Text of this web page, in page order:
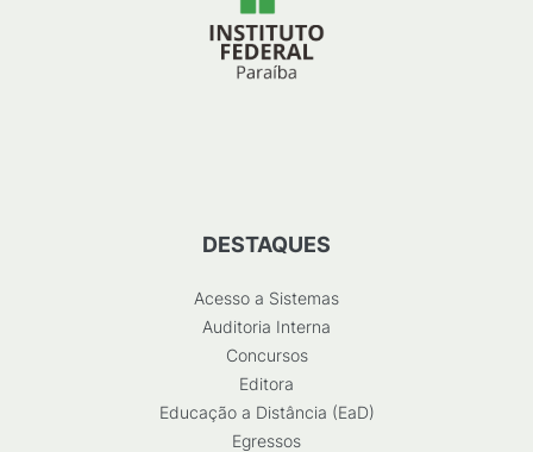
DESTAQUES
Acesso a Sistemas
Auditoria Interna
Concursos
Editora
Educação a Distância (EaD)
Egressos